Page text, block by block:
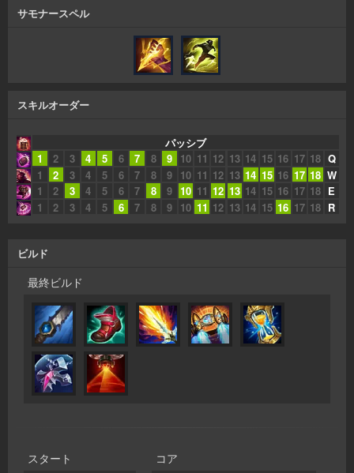
サモナースペル
スキルオーダー
パッシブ
1
2 3 4 5 6 7 8 9 10 11 12 13 14 15 16 17 18 Q
1
2 3 4 5 6 7 8 9 10 11 12 13 14 15 16 17 18 W
1
2 3 4 5 6 7 8 9 10 11 12 13 14 15 16 17 18 E
1
2 3 4 5 6 7 8 9 10 11 12 13 14 15 16 17 18 R
ビルド
最終ビルド
スタート コア